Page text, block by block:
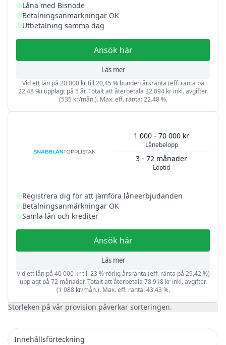
Låna med Bisnode
Betalningsanmärkningar OK
Utbetalning samma dag
Ansök här
Läs mer
Vid ett lån på 20 000 kr till 20,45 % bunden årsränta (eff. ränta på
22,48 %) upplagt på 5 år. Totalt att återbetala 32 094 kr inkl. avgifter.
(535 kr/mån.). Max. eff. ränta: 22.48 %.
Lånebelopp
1 000 - 70 000 kr
Löptid
3 - 72 månader
Registrera dig för att jämföra låneerbjudanden
Betalningsanmärkningar OK
Samla lån och krediter
Ansök här
Läs mer
Vid ett lån på 40 000 kr till 23 % rörlig årsränta (eff. ränta på 29,42 %)
upplagt på 72 månader. Totalt att återbetala 78 918 kr inkl. avgifter.
(1 088 kr/mån.). Max. eff. ränta: 43.43 %.
Storleken på vår provision påverkar sorteringen.
Innehållsförteckning